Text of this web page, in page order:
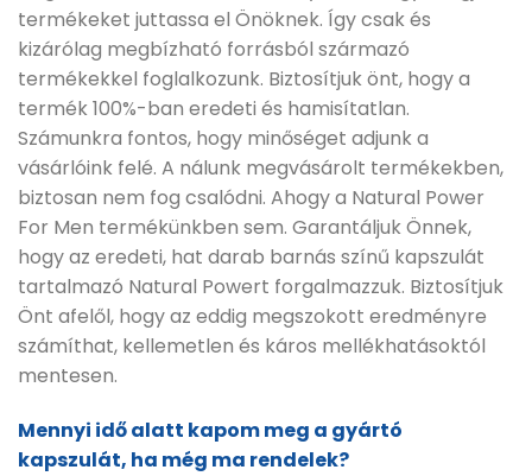
termékeket juttassa el Önöknek. Így csak és
kizárólag megbízható forrásból származó
termékekkel foglalkozunk. Biztosítjuk önt, hogy a
termék 100%-ban eredeti és hamisítatlan.
Számunkra fontos, hogy minőséget adjunk a
vásárlóink felé. A nálunk megvásárolt termékekben,
biztosan nem fog csalódni. Ahogy a Natural Power
For Men termékünkben sem. Garantáljuk Önnek,
hogy az eredeti, hat darab barnás színű kapszulát
tartalmazó Natural Powert forgalmazzuk. Biztosítjuk
Önt afelől, hogy az eddig megszokott eredményre
számíthat, kellemetlen és káros mellékhatásoktól
mentesen.
Mennyi idő alatt kapom meg a gyártó
kapszulát, ha még ma rendelek?